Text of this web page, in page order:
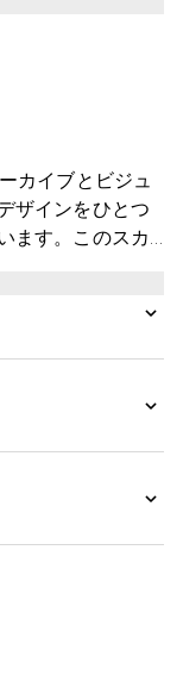
カイブとビジュ
ザインをひとつ
ます。このスカ